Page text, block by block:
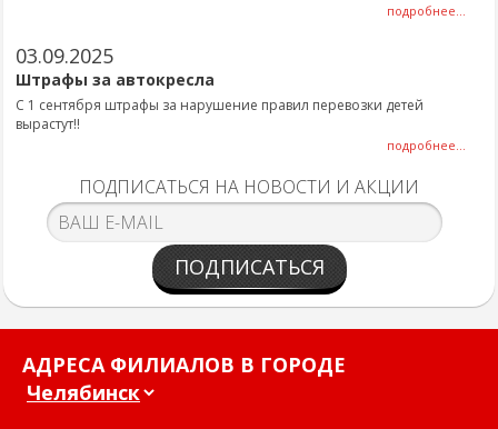
подробнее...
03.09.2025
Штрафы за автокресла
С 1 сентября штрафы за нарушение правил перевозки детей
вырастут!!
подробнее...
ПОДПИСАТЬСЯ НА НОВОСТИ И АКЦИИ
ПОДПИСАТЬСЯ
АДРЕСА ФИЛИАЛОВ В ГОРОДЕ